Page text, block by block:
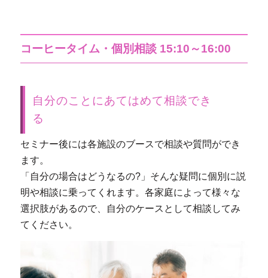
コーヒータイム・個別相談 15:10～16:00
自分のことにあてはめて相談でき
る
セミナー後には各施設のブースで相談や質問ができ
ます。
「自分の場合はどうなるの?」そんな疑問に個別に説
明や相談に乗ってくれます。各家庭によって様々な
選択肢があるので、自分のケースとして相談してみ
てください。